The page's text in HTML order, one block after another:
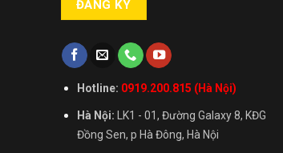
Hotline: 0919.200.815 (Hà Nội)
Hà Nội: LK1 - 01, Đường Galaxy 8, KĐG
Đồng Sen, p Hà Đông, Hà Nội